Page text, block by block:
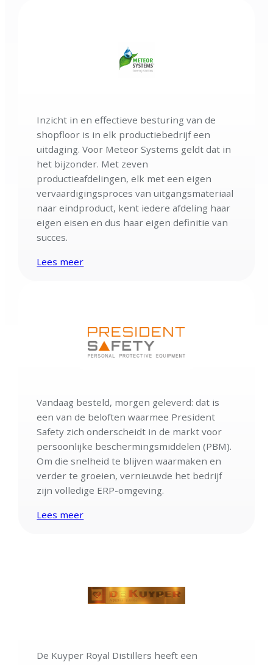
Inzicht in en effectieve besturing van de
shopfloor is in elk productiebedrijf een
uitdaging. Voor Meteor Systems geldt dat in
het bijzonder. Met zeven
productieafdelingen, elk met een eigen
vervaardigingsproces van uitgangsmateriaal
naar eindproduct, kent iedere afdeling haar
eigen eisen en dus haar eigen definitie van
succes.
Lees meer
Vandaag besteld, morgen geleverd: dat is
een van de beloften waarmee President
Safety zich onderscheidt in de markt voor
persoonlijke beschermingsmiddelen (PBM).
Om die snelheid te blijven waarmaken en
verder te groeien, vernieuwde het bedrijf
zijn volledige ERP-omgeving.
Lees meer
De Kuyper Royal Distillers heeft een